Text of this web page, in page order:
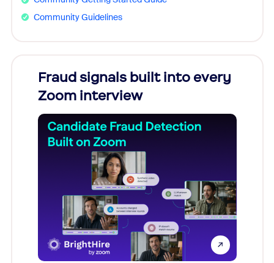
Community Guidelines
Fraud signals built into every
Zoom interview